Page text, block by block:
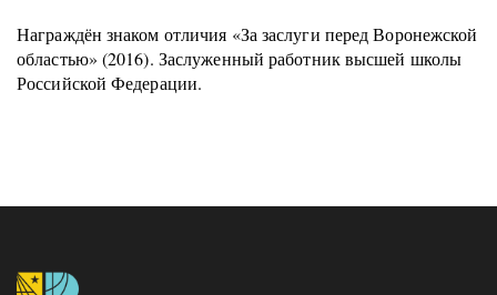
Награждён знаком отличия «За заслуги перед Воронежской
областью» (2016). Заслуженный работник высшей школы
Российской Федерации.